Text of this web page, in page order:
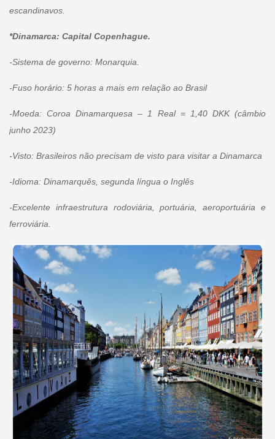
escandinavos.
*Dinamarca: Capital Copenhague.
-Sistema de governo: Monarquia.
-Fuso horário: 5 horas a mais em relação ao Brasil
-Moeda: Coroa Dinamarquesa – 1 Real = 1,40 DKK (câmbio
junho 2023)
-Visto: Brasileiros não precisam de visto para visitar a Dinamarca
-Idioma: Dinamarquês, segunda língua o Inglês
-Excelente infraestrutura rodoviária, portuária, aeroportuária e
ferroviária.